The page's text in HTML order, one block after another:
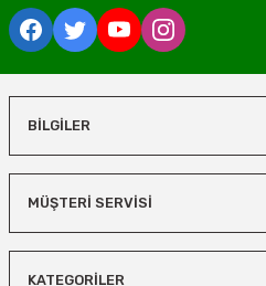
BİLGİLER
MÜŞTERİ SERVİSİ
KATEGORİLER